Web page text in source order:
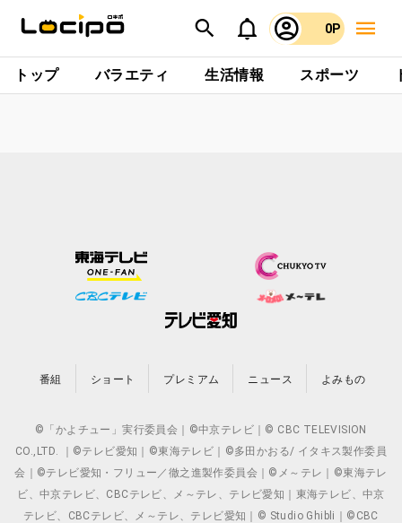
0P
トップ バラエティ 生活情報 スポーツ
番組 ショート プレミアム ニュース よみもの
©「かよチュー」実行委員会｜©中京テレビ｜© CBC TELEVISION
CO.,LTD. ｜©テレビ愛知｜©東海テレビ｜©多田かおる/ イタキス製作委員
会｜©テレビ愛知・フリュー／徹之進製作委員会｜©メ～テレ｜©東海テレ
ビ、中京テレビ、CBCテレビ、メ～テレ、テレビ愛知｜東海テレビ、中京
テレビ、CBCテレビ、メ～テレ、テレビ愛知｜© Studio Ghibli｜©CBC